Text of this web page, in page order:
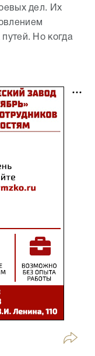
дел. Их
Но когда